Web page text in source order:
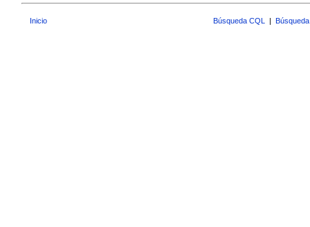
Inicio Búsqueda CQL |